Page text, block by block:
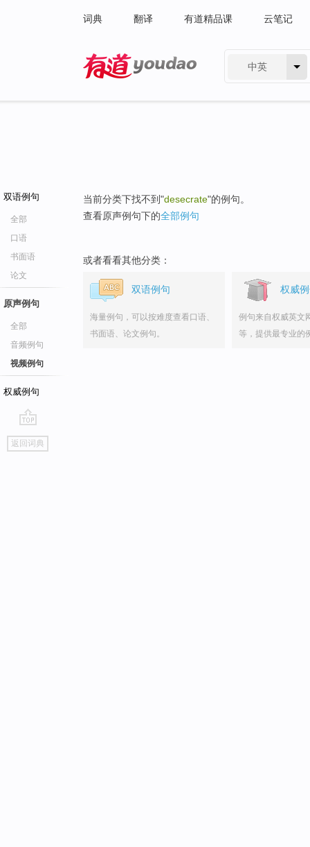
词典 翻译 有道精品课 云笔记
中英
双语例句
全部
口语
书面语
论文
原声例句
全部
音频例句
视频例句
权威例句
go
top
返回词典
当前分类下找不到"desecrate"的例句。
查看原声例句下的全部例句
或者看看其他分类：
双语例句
海量例句，可以按难度查看口语、
书面语、论文例句。
权威
例句来自权威英文
等，提供最专业的